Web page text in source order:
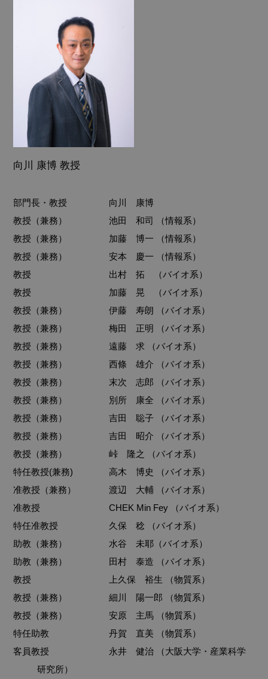
向川 康博 教授
部門長・教授
向川 康博
教授（兼務）
池田 和司 （情報系）
教授（兼務）
加藤 博一 （情報系）
教授（兼務）
安本 慶一 （情報系）
教授
出村 拓 （バイオ系）
教授
加藤 晃 （バイオ系）
教授（兼務）
伊藤 寿朗 （バイオ系）
教授（兼務）
梅田 正明 （バイオ系）
教授（兼務）
遠藤 求 （バイオ系）
教授（兼務）
西條 雄介 （バイオ系）
教授（兼務）
末次 志郎 （バイオ系）
教授（兼務）
別所 康全 （バイオ系）
教授（兼務）
吉田 聡子 （バイオ系）
教授（兼務）
吉田 昭介 （バイオ系）
教授（兼務）
峠 隆之 （バイオ系）
特任教授(兼務)
高木 博史 （バイオ系）
准教授（兼務）
渡辺 大輔 （バイオ系）
准教授
CHEK Min Fey （バイオ系）
特任准教授
久保 稔 （バイオ系）
助教（兼務）
水谷 未耶（バイオ系）
助教（兼務）
田村 泰造 （バイオ系）
教授
上久保 裕生 （物質系）
教授（兼務）
細川 陽一郎 （物質系）
教授（兼務）
安原 主馬 （物質系）
特任助教
丹賀 直美 （物質系）
客員教授
永井 健治 （大阪大学・産業科学
研究所）